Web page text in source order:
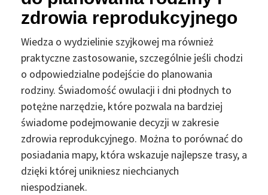
zdrowia reprodukcyjnego
Wiedza o wydzielinie szyjkowej ma również
praktyczne zastosowanie, szczególnie jeśli chodzi
o odpowiedzialne podejście do planowania
rodziny. Świadomość owulacji i dni płodnych to
potężne narzędzie, które pozwala na bardziej
świadome podejmowanie decyzji w zakresie
zdrowia reprodukcyjnego. Można to porównać do
posiadania mapy, która wskazuje najlepsze trasy, a
dzięki której unikniesz niechcianych
niespodzianek.